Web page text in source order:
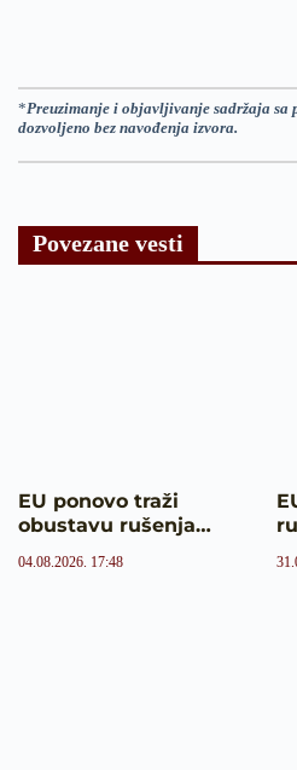
*Preuzimanje i objavljivanje sadržaja
dozvoljeno bez navođenja izvora.
Povezane vesti
EU ponovo traži
obustavu rušenja…
04.08.2026. 17:48